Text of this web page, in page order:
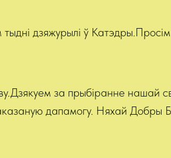
дзяжурылі ў
за прыбіранне нашай
дапамогу. Няхай Добры